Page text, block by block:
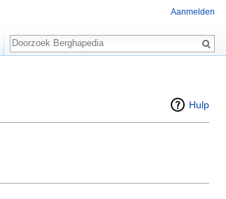
Hulp
Aanmelden
Zoeken